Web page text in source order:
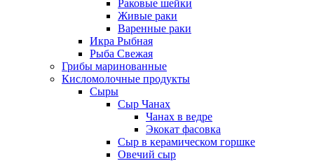
Раковые шейки
Живые раки
Варенные раки
Икра Рыбная
Рыба Свежая
Грибы маринованные
Кисломолочные продукты
Сыры
Сыр Чанах
Чанах в ведре
Экокат фасовка
Сыр в керамическом горшке
Овечий сыр